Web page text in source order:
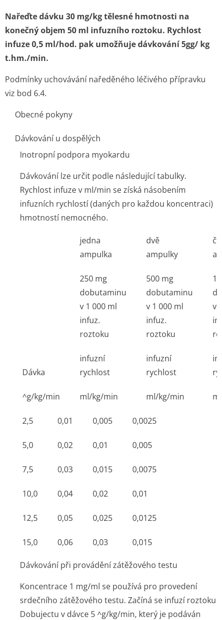
Nařeďte dávku 30 mg/kg tělesné hmotnosti na
konečný objem 50 ml infuzního roztoku. Rychlost
infuze 0,5 ml/hod. pak umožňuje dávkování 5gg/ kg
t.hm./min.
Podmínky uchovávání naředěného léčivého přípravku
viz bod 6.4.
Obecné pokyny
Dávkování u dospělých
Inotropní podpora myokardu
Dávkování lze určit podle následující tabulky.
Rychlost infuze v ml/min se získá násobením
infuzních rychlostí (daných pro každou koncentraci)
hmotností nemocného.
jedna
ampulka
dvě
ampulky
250 mg
dobutaminu
v 1 000 ml
infuz.
roztoku
500 mg
dobutaminu
v 1 000 ml
infuz.
roztoku
1
v
Dávka
infuzní
rychlost
infuzní
rychlost
^g/kg/min ml/kg/min ml/kg/min
2,5 0,01 0,005 0,0025
5,0 0,02 0,01 0,005
7,5 0,03 0,015 0,0075
10,0 0,04 0,02 0,01
12,5 0,05 0,025 0,0125
15,0 0,06 0,03 0,015
Dávkování při provádění zátěžového testu
Koncentrace 1 mg/ml se používá pro provedení
srdečního zátěžového testu. Začíná se infuzí roztoku
Dobujectu v dávce 5 ^g/kg/min, který je podáván